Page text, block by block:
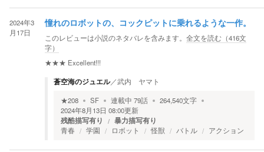
2024年3
月17日
憧れのロボットの、コックピットに乗れるような一作。
このレビューは小説のネタバレを含みます。 全文を読む（416文
字）
★★★ Excellent!!!
蒼空海のジュエル／武内 ヤマト
★208 SF 連載中 79話 264,540文字
2024年8月13日 08:00更新
残酷描写有り 暴力描写有り
青春 学園 ロボット 怪獣 バトル アクション